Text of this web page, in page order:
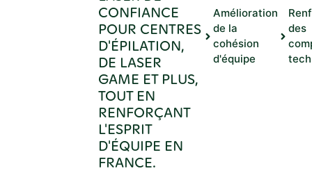
CONFIANCE
POUR CENTRES
D'ÉPILATION,
DE LASER
GAME ET PLUS,
TOUT EN
RENFORÇANT
L'ESPRIT
D'ÉQUIPE EN
FRANCE.
Amélioration
de la
cohésion
d'équipe
des